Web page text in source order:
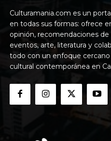
Culturamania.com es un
en todas sus formas: ofrece
opinión, recomendaciones de
eventos, arte, literatura y
todo con un enfoque cercano
cultural contemporánea en